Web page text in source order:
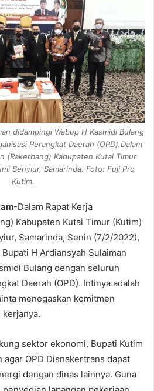
didampingi Wabup H Kasmidi Bulang
Perangkat Daerah (OPD).Dalam
(Rakerbang) Kabupaten Kutai Timur
Senyiur, Samarinda. Foto: Fuji Pro
Kutim.
-Dalam Rapat Kerja
Kabupaten Kutai Timur (Kutim)
Samarinda, Senin (7/2/2022),
H Ardiansyah Sulaiman
Bulang dengan seluruh
Daerah (OPD). Intinya adalah
menegaskan komitmen
sektor ekonomi, Bupati Kutim
agar OPD Disnakertrans dapat
dengan dinas lainnya. Guna